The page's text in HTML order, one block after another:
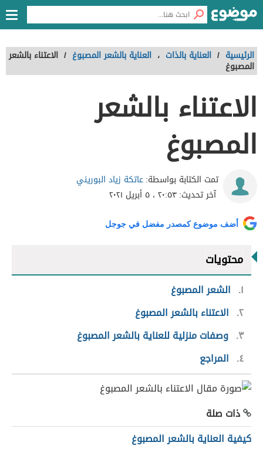
الرئيسية / العناية بالذات ، العناية بالشعر المصبوغ / الاعتناء بالشعر
المصبوغ
الاعتناء بالشعر
المصبوغ
تمت الكتابة بواسطة:عاتكة زياد البوريني
آخر تحديث:٢٠:٥٣ ، ٥ أبريل ٢٠٢١
أضف موضوع كمصدر مفضل في جوجل
محتويات
١
الشعر المصبوغ
٢ الاعتناء بالشعر المصبوغ
٣ وصفات منزلية للعناية بالشعر المصبوغ
٤
المراجع
ذات صلة
كيفية العناية بالشعر المصبوغ